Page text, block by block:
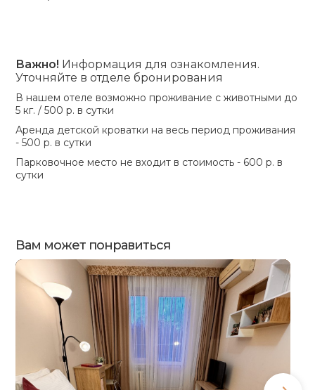
Важно! Информация для ознакомления.
Уточняйте в отделе бронирования
В нашем отеле возможно проживание с животными до
5 кг. / 500 р. в сутки
Аренда детской кроватки на весь период проживания
- 500 р. в сутки
Парковочное место не входит в стоимость - 600 р. в
сутки
Вам может понравиться